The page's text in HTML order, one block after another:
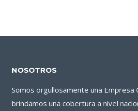
NOSOTROS
Somos orgullosamente una Empresa
brindamos una cobertura a nivel